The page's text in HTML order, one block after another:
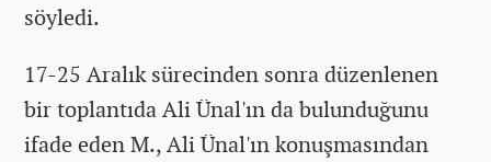
söyledi.
17-25 Aralık sürecinden sonra düzenlenen
bir toplantıda Ali Ünal'ın da bulunduğunu
ifade eden M., Ali Ünal'ın konuşmasından